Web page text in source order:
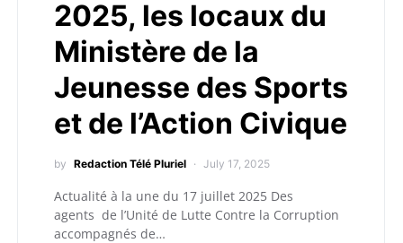
2025, les locaux du
Ministère de la
Jeunesse des Sports
et de l’Action Civique
by Redaction Télé Pluriel July 17, 2025
Actualité à la une du 17 juillet 2025 Des
agents de l’Unité de Lutte Contre la Corruption
accompagnés de…